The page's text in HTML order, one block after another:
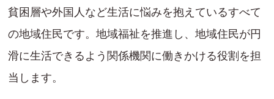
貧困層や外国人など生活に悩みを抱えているすべて
の地域住民です。地域福祉を推進し、地域住民が円
滑に生活できるよう関係機関に働きかける役割を担
当します。